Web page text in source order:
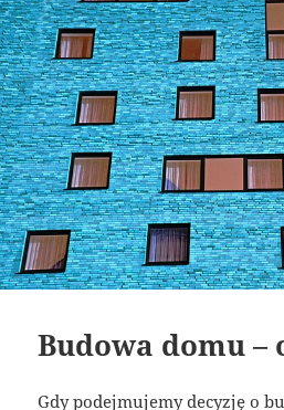
Budowa domu –
Gdy podejmujemy decyzję o